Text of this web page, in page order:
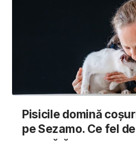
Pisicile domină
pe Sezamo. Ce fel